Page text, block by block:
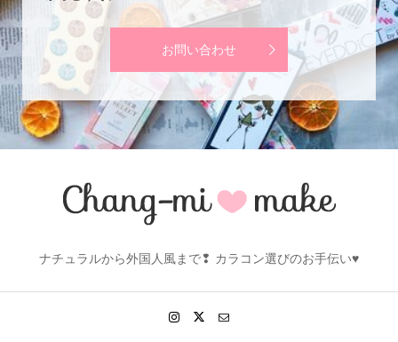
お問い合わせ
ナチュラルから外国人風まで❢ カラコン選びのお手伝い♥